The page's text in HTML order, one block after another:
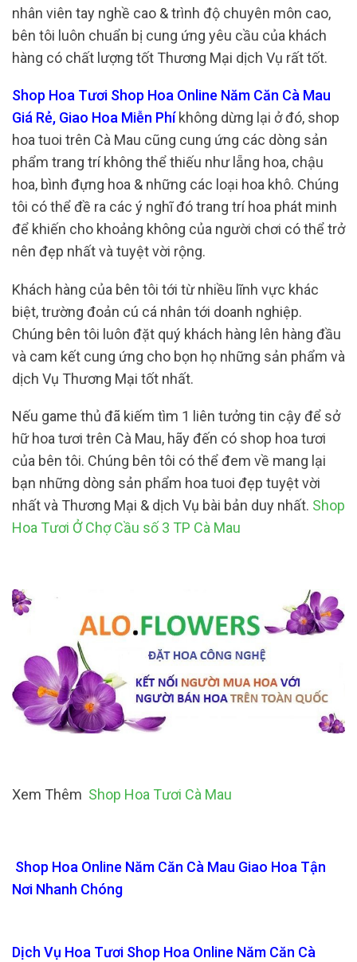
nhân viên tay nghề cao & trình độ chuyên môn cao,
bên tôi luôn chuẩn bị cung ứng yêu cầu của khách
hàng có chất lượng tốt Thương Mại dịch Vụ rất tốt.
Shop Hoa Tươi Shop Hoa Online Năm Căn Cà Mau
Giá Rẻ, Giao Hoa Miễn Phíkhông dừng lại ở đó, shop
hoa tuoi trên Cà Mau cũng cung ứng các dòng sản
phẩm trang trí không thể thiếu như lẵng hoa, chậu
hoa, bình đựng hoa & những các loại hoa khô. Chúng
tôi có thể đề ra các ý nghĩ đó trang trí hoa phát minh
để khiến cho khoảng không của người chơi có thể trở
nên đẹp nhất và tuyệt vời rộng.
Khách hàng của bên tôi tới từ nhiều lĩnh vực khác
biệt, trường đoản cú cá nhân tới doanh nghiệp.
Chúng bên tôi luôn đặt quý khách hàng lên hàng đầu
và cam kết cung ứng cho bọn họ những sản phẩm và
dịch Vụ Thương Mại tốt nhất.
Nếu game thủ đã kiếm tìm 1 liên tưởng tin cậy để sở
hữ hoa tươi trên Cà Mau, hãy đến có shop hoa tươi
của bên tôi. Chúng bên tôi có thể đem về mang lại
bạn những dòng sản phẩm hoa tuoi đẹp tuyệt vời
nhất và Thương Mại & dịch Vụ bài bản duy nhất. Shop
Hoa Tươi Ở Chợ Cầu số 3 TP Cà Mau
Xem Thêm Shop Hoa Tươi Cà Mau
Shop Hoa Online Năm Căn Cà Mau Giao Hoa Tận
Nơi Nhanh Chóng
Dịch Vụ Hoa Tươi Shop Hoa Online Năm Căn Cà